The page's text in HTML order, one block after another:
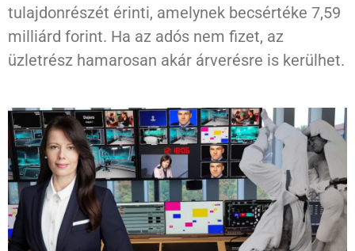
tulajdonrészét érinti, amelynek becsértéke 7,59
milliárd forint. Ha az adós nem fizet, az
üzletrész hamarosan akár árverésre is kerülhet.